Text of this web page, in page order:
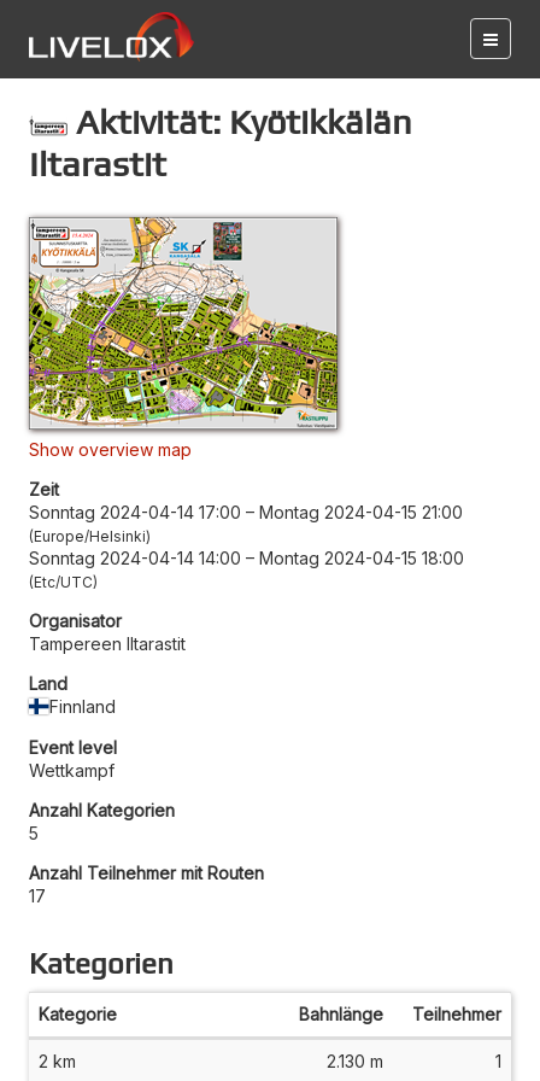
Aktivität: Kyötikkälän
Iltarastit
Show overview map
Zeit
Sonntag 2024-04-14 17:00 – Montag 2024-04-15 21:00
Europe/Helsinki
Sonntag 2024-04-14 14:00 – Montag 2024-04-15 18:00
Etc/UTC
Organisator
Tampereen Iltarastit
Land
Finnland
Event level
Wettkampf
Anzahl Kategorien
5
Anzahl Teilnehmer mit Routen
17
Kategorien
Kategorie Bahnlänge Teilnehmer
2 km 2.130 m 1